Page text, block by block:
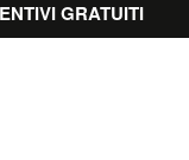
GRATUITI